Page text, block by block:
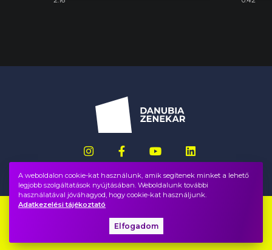
A weboldalon cookie-kat használunk, amik segítenek minket a lehető
legjobb szolgáltatások nyújtásában. Weboldalunk további
használatával jóváhagyod, hogy cookie-kat használjunk.
Adatkezelési tájékoztató
Elfogadom
Impresszum
Adatvédelem, ÁSZF